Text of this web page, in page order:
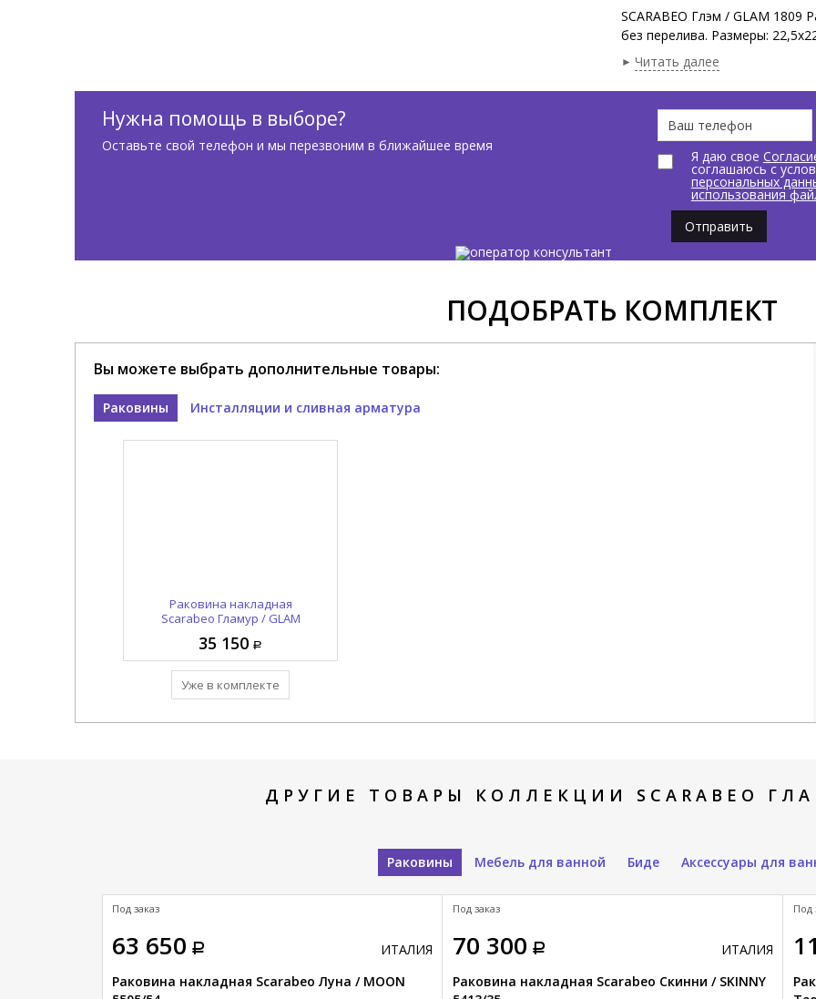
SCARABEO Глэм / GLAM 1809
без перелива. Размеры:
Цвет Сланцево-серый / Ardesia.
Читать далее
Нужна помощь в выборе?
Оставьте свой телефон и мы перезвоним в ближайшее время
Я даю свое
соглашаюсь с
персональных
использования
Отправить
ПОДОБРАТЬ КОМПЛЕКТ
Вы можете выбрать дополнительные товары:
Раковины Инсталляции и сливная арматура
Раковина накладная
Scarabeo Гламур / GLAM
35 150
Уже в комплекте
Слив автоматический
Scarabeo Луна / MOON
10 925
Добавить в комплект
ДРУГИЕ ТОВАРЫ КОЛЛЕКЦИИ SCARABEO
Раковины Мебель для ванной Биде Аксессуары для
63 650
ИТАЛИЯ
Раковина накладная Scarabeo Луна / MOON
Под заказ
70 300
ИТАЛИЯ
Раковина накладная Scarabeo Скинни / SKINNY
Под заказ Под